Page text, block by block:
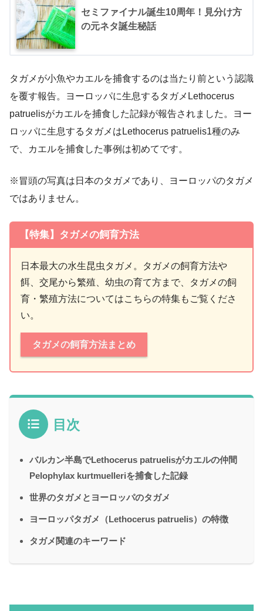
セミファイナル誕生10周年！見分け方
の元ネタ誕生秘話
タガメが小魚やカエルを捕食するのは当たり前という認識
を覆す報告。ヨーロッパに生息するタガメLethocerus
patruelisがカエルを捕食した記録が報告されました。ヨー
ロッパに生息するタガメは Lethocerus patruelis1種のみ
で、カエルを捕食した事例は初めてです。
※冒頭の写真は日本のタガメであり、ヨーロッパのタガメ
ではありません。
【特集】タガメの飼育方法
日本最大の水生昆虫タガメ。タガメの飼育方法や
餌、交尾から繁殖、幼虫の育て方まで、タガメの飼
育・繁殖方法についてはこちらの特集もご覧くださ
い。
タガメの飼育方法まとめ
目次
バルカン半島でLethocerus patruelisがカエルの仲間
Pelophylax kurtmuelleriを捕食した記録
世界のタガメとヨーロッパのタガメ
ヨーロッパタガメ（Lethocerus patruelis）の特徴
タガメ関連のキーワード